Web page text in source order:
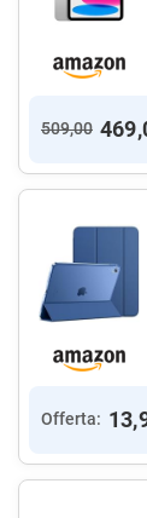
509,00
Offerta: